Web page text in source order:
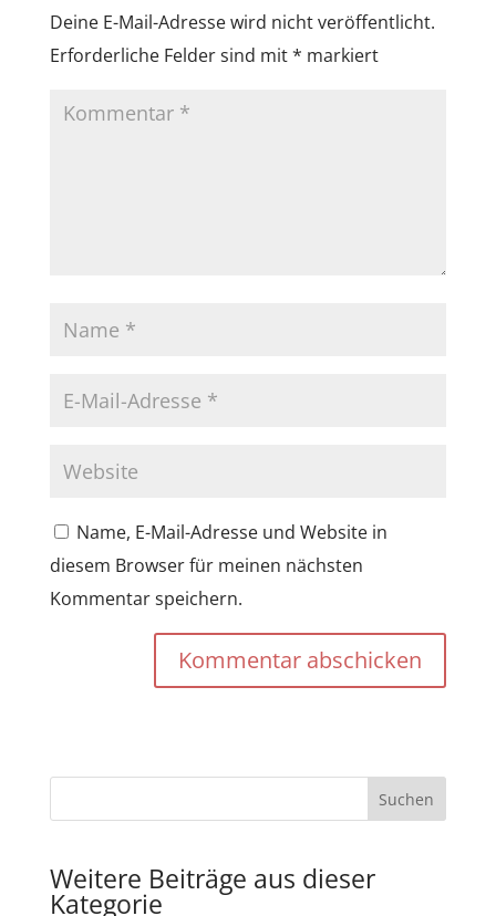
Deine E-Mail-Adresse wird nicht veröffentlicht.
Erforderliche Felder sind mit* markiert
Name, E-Mail-Adresse und Website in
diesem Browser für meinen nächsten
Kommentar speichern.
Kommentar abschicken
Weitere Beiträge aus dieser
Kategorie